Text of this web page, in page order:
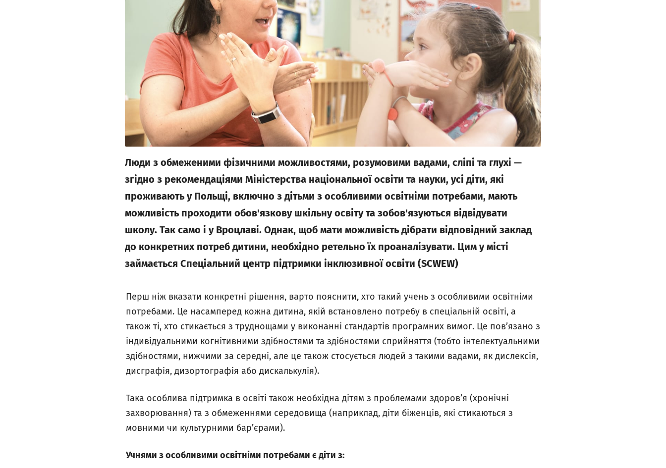
Люди з обмеженими фізичними можливостями, розумовими вадами, сліпі та глухі —
згідно з рекомендаціями Міністерства національної освіти та науки, усі діти, які
проживають у Польщі, включно з дітьми з особливими освітніми потребами, мають
можливість проходити обов'язкову шкільну освіту та зобов'язуються відвідувати
школу. Так само і у Вроцлаві. Однак, щоб мати можливість дібрати відповідний заклад
до конкретних потреб дитини, необхідно ретельно їх проаналізувати. Цим у місті
займається Спеціальний центр підтримки інклюзивної освіти (SCWEW)
Перш ніж вказати конкретні рішення, варто пояснити, хто такий учень з особливими освітніми
потребами. Це насамперед кожна дитина, якій встановлено потребу в спеціальній освіті, а
також ті, хто стикається з труднощами у виконанні стандартів програмних вимог. Це пов’язано з
індивідуальними когнітивними здібностями та здібностями сприйняття (тобто інтелектуальними
здібностями, нижчими за середні, але це також стосується людей з такими вадами, як дислексія,
дисграфія, дизортографія або дискалькулія).
Така особлива підтримка в освіті також необхідна дітям з проблемами здоров’я (хронічні
захворювання) та з обмеженнями середовища (наприклад, діти біженців, які стикаються з
мовними чи культурними бар’єрами).
Учнями з особливими освітніми потребами є діти з: